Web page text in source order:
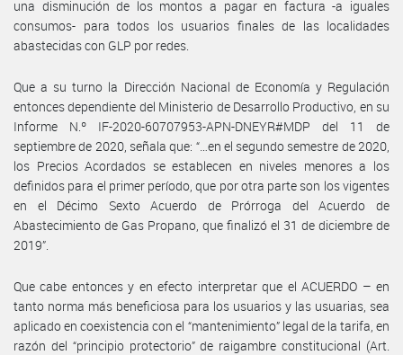
una disminución de los montos a pagar en factura -a iguales
consumos- para todos los usuarios finales de las localidades
abastecidas con GLP por redes.
Que a su turno la Dirección Nacional de Economía y Regulación
entonces dependiente del Ministerio de Desarrollo Productivo, en su
Informe N.º IF-2020-60707953-APN-DNEYR#MDP del 11 de
septiembre de 2020, señala que: “…en el segundo semestre de 2020,
los Precios Acordados se establecen en niveles menores a los
definidos para el primer período, que por otra parte son los vigentes
en el Décimo Sexto Acuerdo de Prórroga del Acuerdo de
Abastecimiento de Gas Propano, que finalizó el 31 de diciembre de
2019”.
Que cabe entonces y en efecto interpretar que el ACUERDO – en
tanto norma más beneficiosa para los usuarios y las usuarias, sea
aplicado en coexistencia con el “mantenimiento” legal de la tarifa, en
razón del “principio protectorio” de raigambre constitucional (Art.